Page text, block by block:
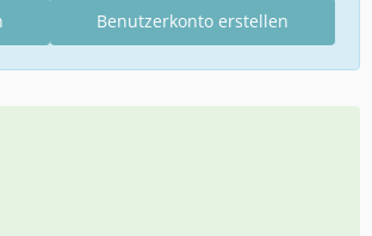
Benutzerkonto erstellen